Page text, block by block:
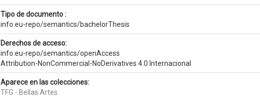
Tipo de documento :
info:eu-repo/semantics/bachelorThesis
Derechos de acceso:
info:eu-repo/semantics/openAccess
Attribution-NonCommercial-NoDerivatives 4.0 Internacional
Aparece en las colecciones:
TFG - Bellas Artes